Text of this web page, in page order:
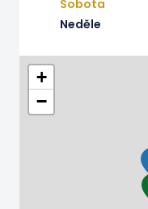
Sobota
Neděle
+
−